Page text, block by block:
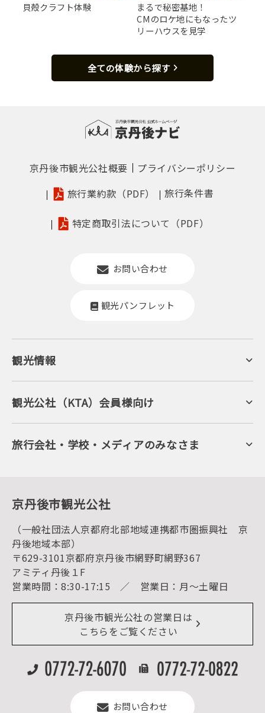
貝殻クラフト体験
まるで秘密基地！
CMのロケ地にもなったツ
リーハウスを見学
全ての体験から探す
京丹後市観光公社概要
プライバシーポリシー
旅行業約款（PDF）
旅行条件書
特定商取引法について（PDF）
お問い合わせ
観光パンフレット
観光情報
ジオパークの絶景
キャンプ・グランピング
自然景観
旬の食
フルーツ
美術館・資料館
観光
海水浴
キャンプ
お宿探し
宿泊・日帰り予約（空室検索）
予約照会・予約キャンセル
宿泊施設一覧（お宿比較ページ）
アクセス
お知らせ
イベント情報
デジタル観光パンフレット
リアルタイム道路情報
観光公社（KTA）会員様向け
KTA会員コミュニティ
会員向けサービス
KTAニュースレター
会員加入・会員情報（会員規程）
旅行会社・学校・メディアのみなさま
プレスリリース
京丹後市観光公社
（一般社団法人京都府北部地域連携都市圏振興社 京
丹後地域本部）
〒629-3101京都府京丹後市網野町網野367
アミティ丹後１F
営業時間：8:30-17:15 ／ 営業日：月～土曜日
京丹後市観光公社の営業日は
こちらをご覧ください
お問い合わせ